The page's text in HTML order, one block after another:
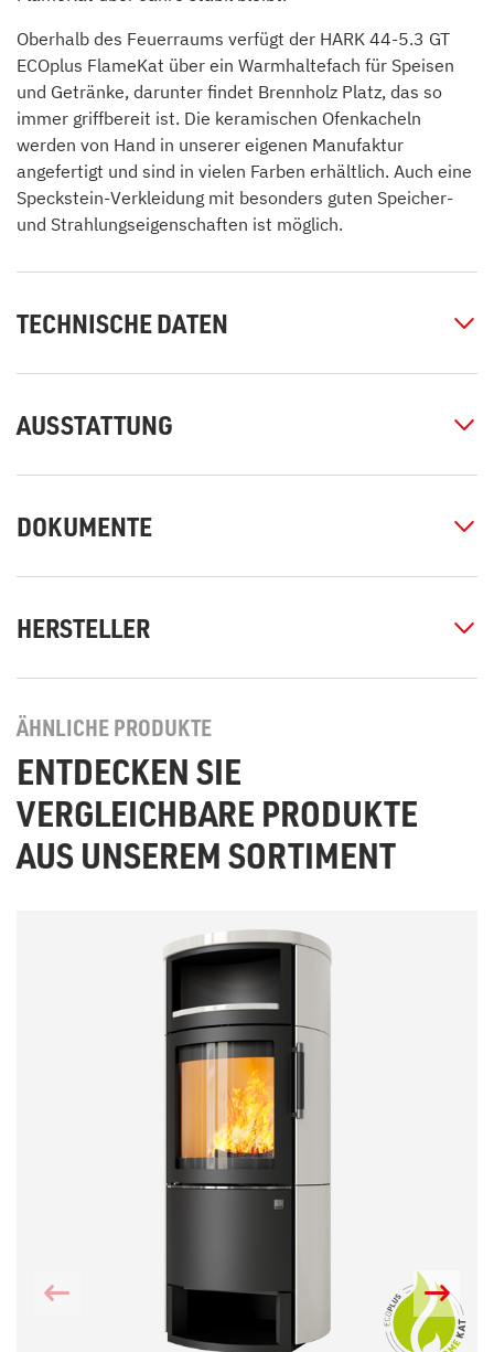
Oberhalb des Feuerraums verfügt der HARK 44-5.3 GT
ECOplus FlameKat über ein Warmhaltefach für Speisen
und Getränke, darunter findet Brennholz Platz, das so
immer griffbereit ist. Die keramischen Ofenkacheln
werden von Hand in unserer eigenen Manufaktur
angefertigt und sind in vielen Farben erhältlich. Auch eine
Speckstein-Verkleidung mit besonders guten Speicher-
und Strahlungseigenschaften ist möglich.
TECHNISCHE DATEN
AUSSTATTUNG
DOKUMENTE
HERSTELLER
ÄHNLICHE PRODUKTE
ENTDECKEN SIE
VERGLEICHBARE PRODUKTE
AUS UNSEREM SORTIMENT